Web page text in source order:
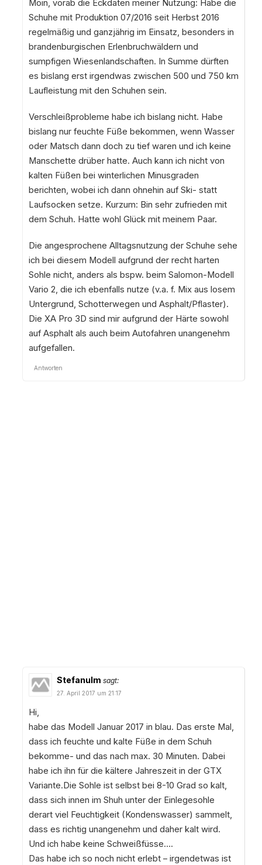
Moin, vorab die Eckdaten meiner Nutzung: Habe die
Schuhe mit Produktion 07/2016 seit Herbst 2016
regelmäßig und ganzjährig im Einsatz, besonders in
brandenburgischen Erlenbruchwäldern und
sumpfigen Wiesenlandschaften. In Summe dürften
es bislang erst irgendwas zwischen 500 und 750 km
Laufleistung mit den Schuhen sein.
Verschleißprobleme habe ich bislang nicht. Habe
bislang nur feuchte Füße bekommen, wenn Wasser
oder Matsch dann doch zu tief waren und ich keine
Manschette drüber hatte. Auch kann ich nicht von
kalten Füßen bei winterlichen Minusgraden
berichten, wobei ich dann ohnehin auf Ski- statt
Laufsocken setze. Kurzum: Bin sehr zufrieden mit
dem Schuh. Hatte wohl Glück mit meinem Paar.
Die angesprochene Alltagsnutzung der Schuhe sehe
ich bei diesem Modell aufgrund der recht harten
Sohle nicht, anders als bspw. beim Salomon-Modell
Vario 2, die ich ebenfalls nutze (v.a. f. Mix aus losem
Untergrund, Schotterwegen und Asphalt/Pflaster).
Die XA Pro 3D sind mir aufgrund der Härte sowohl
auf Asphalt als auch beim Autofahren unangenehm
aufgefallen.
Antworten
Stefanulm sagt:
27. April 2017 um 21:17
Hi,
habe das Modell Januar 2017 in blau. Das erste Mal,
dass ich feuchte und kalte Füße in dem Schuh
bekomme- und das nach max. 30 Minuten. Dabei
habe ich ihn für die kältere Jahreszeit in der GTX
Variante.Die Sohle ist selbst bei 8-10 Grad so kalt,
dass sich innen im Shuh unter der Einlegesohle
derart viel Feuchtigkeit (Kondenswasser) sammelt,
dass es richtig unangenehm und daher kalt wird.
Und ich habe keine Schweißfüsse….
Das habe ich so noch nicht erlebt – irgendetwas ist